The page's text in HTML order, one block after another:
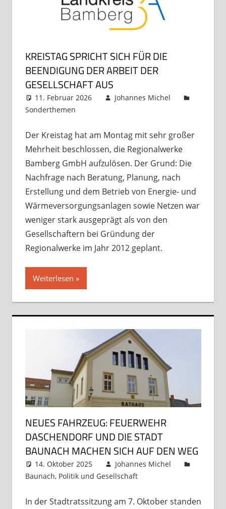
KREISTAG SPRICHT SICH FÜR DIE
BEENDIGUNG DER ARBEIT DER
GESELLSCHAFT AUS
11. Februar 2026
Johannes Michel
Sonderthemen
Der Kreistag hat am Montag mit sehr großer
Mehrheit beschlossen, die Regionalwerke
Bamberg GmbH aufzulösen. Der Grund: Die
Nachfrage nach Beratung, Planung, nach
Erstellung und dem Betrieb von Energie- und
Wärmeversorgungsanlagen sowie Netzen war
weniger stark ausgeprägt als von den
Gesellschaftern bei Gründung der
Regionalwerke im Jahr 2012 geplant.
Weiterlesen
NEUES FAHRZEUG: FEUERWEHR
DASCHENDORF UND DIE STADT
BAUNACH MACHEN SICH AUF DEN WEG
14. Oktober 2025
Johannes Michel
Baunach, Politik und Gesellschaft
In der Stadtratssitzung am 7. Oktober standen